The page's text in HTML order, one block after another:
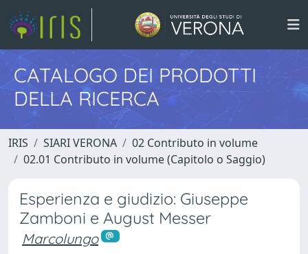
CATALOGO DEI PRODOTTI
DELLA RICERCA
IRIS SIARI VERONA
02 Contributo in volume
02.01 Contributo in volume (Capitolo o Saggio)
Esperienza e giudizio: Giuseppe
Zamboni e August Messer
Marcolungo